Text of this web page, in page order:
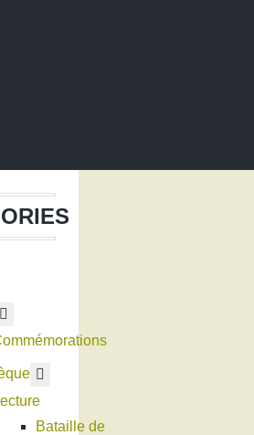
Bataille de